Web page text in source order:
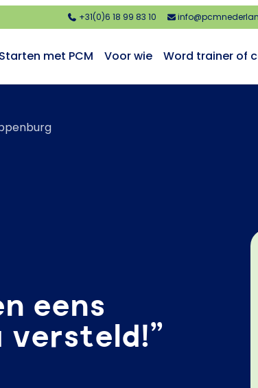
+31(0)6 18 99 83 10
Starten met PCM Voor wie Word trainer of
eens
versteld!”